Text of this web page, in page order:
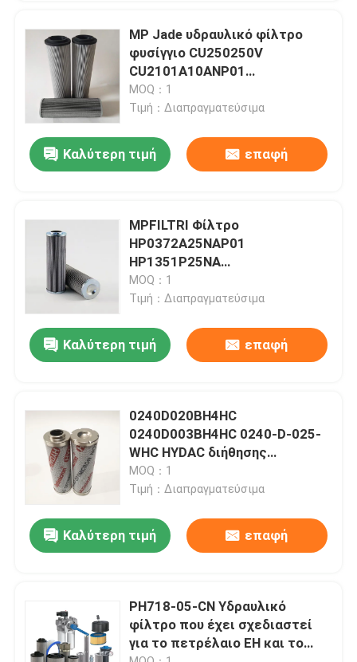
Προϊόντα
Βίντεο
Σχετικά με εμάς
Έλεγχος ποιότητας
Επικοινωνήστε μαζί μας
Ειδήσεις
Ζητήστε μια προσφορά
Πνευματικά εξαρτήματα σωλήνων
MP Jade υδραυλικό φίλτρο
φυσίγγιο CU250250V
CU2101A10ANP01
CU2102M90ANP01
CU2103A25ANP01
MOQ：1
Τιμή：Διαπραγματεύσιμα
Καλύτερη τιμή επαφή
MPFILTRI Φίλτρο
HP0372A25NAP01
HP1351P25NA
HP3203A06AHP01 υδραυλικό
φίλτρο HP0372A25NA
MOQ：1
Τιμή：Διαπραγματεύσιμα
Καλύτερη τιμή επαφή
0240D020BH4HC
0240D003BH4HC 0240-D-025-
WHC HYDAC διήθησης
υδραυλικού υγρού
MOQ：1
Τιμή：Διαπραγματεύσιμα
Καλύτερη τιμή επαφή
PH718-05-CN Υδραυλικό
φίλτρο που έχει σχεδιαστεί
για το πετρέλαιο EH και το